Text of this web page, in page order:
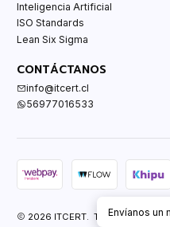
Inteligencia Artificial
ISO Standards
Lean Six Sigma
CONTÁCTANOS
info@itcert.cl
56977016533
2026 ITCERT. Todos los
Envíanos un